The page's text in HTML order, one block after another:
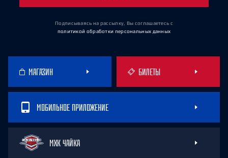
Подписываясь на рассылку, Вы соглашаетесь с
политикой обработки персональных данных
МАГАЗИН БИЛЕТЫ
МОБИЛЬНОЕ ПРИЛОЖЕНИЕ
МХК ЧАЙКА